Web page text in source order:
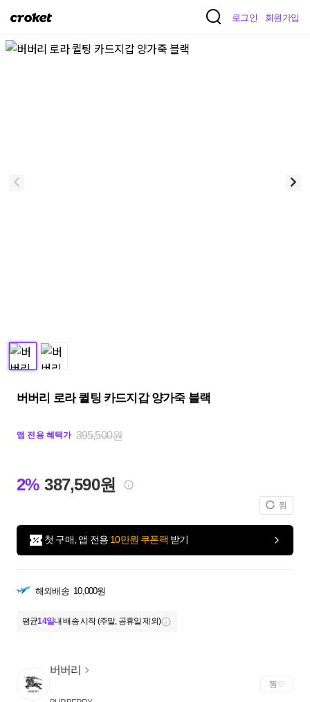
크
켓
로그인 회원가입
버버리 로라 퀼팅 카드지갑 양가죽 블랙
앱 전용 혜택가 395,500원
2% 387,590원
찜
첫 구매, 앱 전용 10만원 쿠폰팩 받기
해외배송 10,000원
평균14일내 배송 시작 (주말, 공휴일 제외)
버버리
찜